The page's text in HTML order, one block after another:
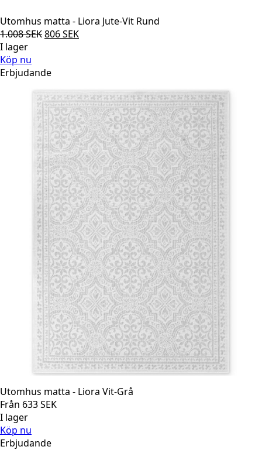
Utomhus matta - Liora Jute-Vit Rund
1.008SEKDet
var:
806SEKDet
I lager
Köp nu
Erbjudande
Utomhus matta - Liora Vit-Grå
Från 633SEK
I lager
Köp nu
Erbjudande